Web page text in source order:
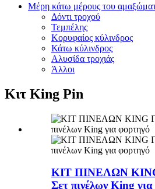
Μέρη κάτω μέρους του
Δόντι τροχού
Τεμπέλης
Κορυφαίος κύλινδρος
Κάτω κύλινδρος
Αλυσίδα τροχιάς
Άλλοι
Κιτ King Pin
ΚΙΤ ΠΙΝΕΛΩΝ
Σετ πινέλων King